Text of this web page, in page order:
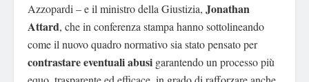
Azzopardi – e il ministro della Giustizia, Jonathan
Attard, che in conferenza stampa hanno sottolineando
come il nuovo quadro normativo sia stato pensato per
contrastare eventuali abusi garantendo un processo più